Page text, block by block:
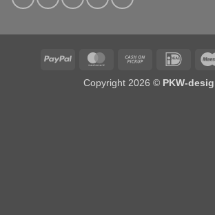
PayPal MasterCardCash
Pickup
IDeal
Copyright 2026 © PKW-